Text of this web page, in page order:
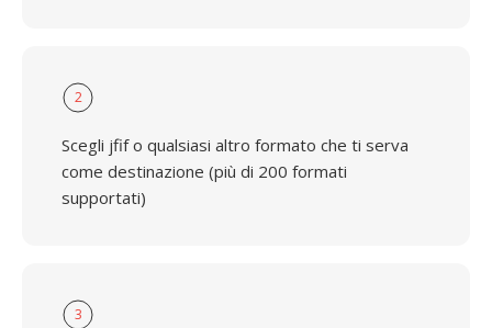
2
Scegli jfif o qualsiasi altro formato che ti serva
come destinazione (più di 200 formati
supportati)
3